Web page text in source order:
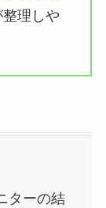
理しや
ターの結